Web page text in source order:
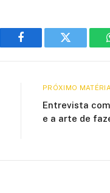
Facebook Twitter
PRÓXIMO MATÉRIA
Entrevista
e a arte de